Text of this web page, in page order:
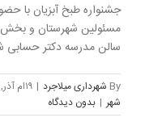
جشنواره طبخ آبزیان با
مسئولین شهرستان و بخش
سالن مدرسه دکتر حسابی
By شهرداری میلاجرد | ۱۹ام آذر, ۱۴۰۳
شهر | بدون ديدگاه